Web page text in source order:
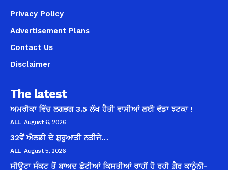
Privacy Policy
Advertisement Plans
Contact Us
Disclaimer
The latest
ਅਮਰੀਕਾ ਵਿੱਚ ਲਗਭਗ 3.5 ਲੱਖ ਹੈਤੀ ਵਾਸੀਆਂ ਲਈ ਵੱਡਾ ਝਟਕਾ !
ALL August 6, 2026
32ਵੇਂ ਐਲਡੀ ਦੇ ਸ਼ੁਰੂਆਤੀ ਨਤੀਜੇ…
ALL August 5, 2026
ਸੀਉਟਾ ਸੰਕਟ ਤੋਂ ਬਾਅਦ ਛੋਟੀਆਂ ਕਿਸਤੀਆਂ ਰਾਹੀਂ ਹੋ ਰਹੀ ਗ਼ੈਰ ਕਾਨੂੰਨੀ-